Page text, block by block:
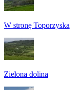
W stronę Toporzyska
Zielona dolina